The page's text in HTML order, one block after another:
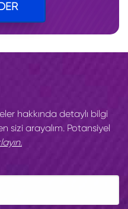
hakkında detaylı bilgi
sizi arayalım. Potansiyel